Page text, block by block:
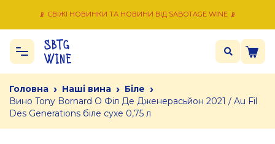
📡 СВІЖІ НОВИНКИ ТА НОВИНИ ВІД SABOTAGE WINE 📡
Головна › Наші вина › Біле ›
Вино Tony Bornard О Філ Де Дженерасьйон 2021 / Au Fil
Des Generations біле сухе 0,75 л